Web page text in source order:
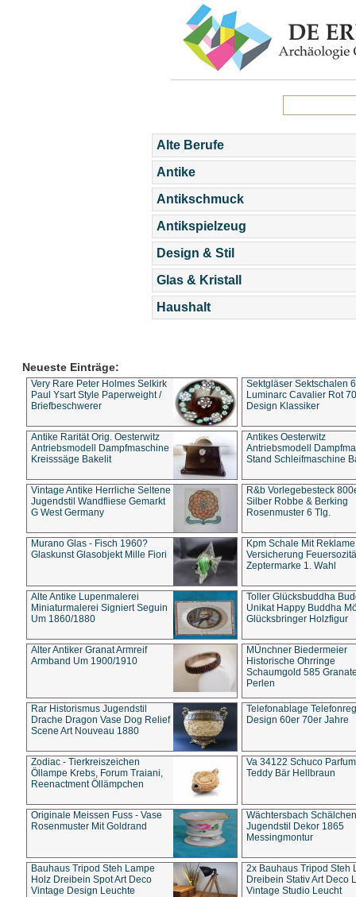
Alte Berufe
Antike
Antikschmuck
Antikspielzeug
Design & Stil
Glas & Kristall
Haushalt
Neueste Einträge:
Very Rare Peter Holmes Selkirk
Paul Ysart Style Paperweight /
Briefbeschwerer
Sektgläser Sektschalen
Luminarc Cavalier Rot
Design Klassiker
Antike Rarität Orig. Oesterwitz
Antriebsmodell Dampfmaschine
Kreisssäge Bakelit
Antikes Oesterwitz
Antriebsmodell
Stand Schleifmaschine
Vintage Antike Herrliche Seltene
Jugendstil Wandfliese Gemarkt
G West Germany
R&b Vorlegebesteck
Silber Robbe & Berking
Rosenmuster 6 Tlg.
Murano Glas - Fisch 1960?
Glaskunst Glasobjekt Mille Fiori
Kpm Schale Mit Reklame
Versicherung
Zeptermarke 1. Wahl
Alte Antike Lupenmalerei
Miniaturmalerei Signiert Seguin
Um 1860/1880
Toller Glücksbuddha
Unikat Happy Buddha
Glücksbringer Holzfigur
Alter Antiker Granat Armreif
Armband Um 1900/1910
MÜnchner Biedermeier
Historische Ohrringe
Schaumgold 585
Perlen
Rar Historismus Jugendstil
Drache Dragon Vase Dog Relief
Scene Art Nouveau 1880
Telefonablage
Design 60er 70er Jahre
Zodiac - Tierkreiszeichen
Öllampe Krebs, Forum Traiani,
Reenactment Öllämpchen
Va 34122 Schuco
Teddy Bär Hellbraun
Originale Meissen Fuss - Vase
Rosenmuster Mit Goldrand
Wächtersbach Schälchen
Jugendstil Dekor 1865
Messingmontur
Bauhaus Tripod Steh Lampe
Holz Dreibein Spot Art Deco
Vintage Design Leuchte
2x Bauhaus Tripod Steh
Dreibein Stativ Art Deco
Vintage Studio Leucht